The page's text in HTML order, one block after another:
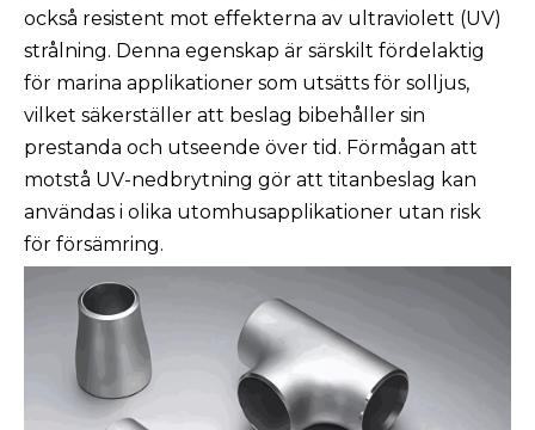
också resistent mot effekterna av ultraviolett (UV)
strålning. Denna egenskap är särskilt fördelaktig
för marina applikationer som utsätts för solljus,
vilket säkerställer att beslag bibehåller sin
prestanda och utseende över tid. Förmågan att
motstå UV-nedbrytning gör att titanbeslag kan
användas i olika utomhusapplikationer utan risk
för försämring.